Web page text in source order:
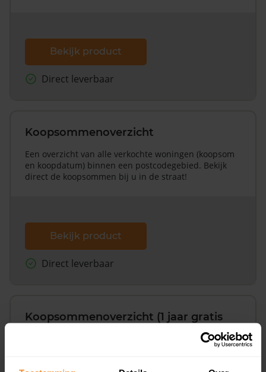
Bekijk product
Direct leverbaar
Koopsommenoverzicht
Een overzicht van alle verkochte woningen (koopsom
en koopdatum) binnen een postcodegebied. Bekijk
direct de koopsommen bij u in de straat!
Bekijk product
Direct leverbaar
Koopsommenoverzicht (1 jaar gratis